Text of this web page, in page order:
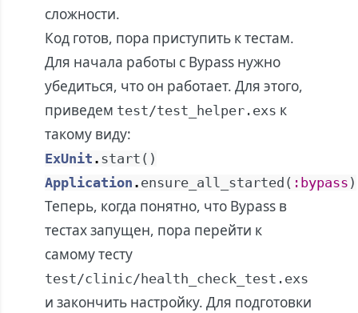
сложности.
Код готов, пора приступить к тестам.
Для начала работы с Bypass нужно
убедиться, что он работает. Для этого,
приведем test/test_helper.exs к
такому виду:
ExUnit . start ( )
Application . ensure_all_started ( :bypass )
Теперь, когда понятно, что Bypass в
тестах запущен, пора перейти к
самому тесту
test/clinic/health_check_test.exs
и закончить настройку. Для подготовки